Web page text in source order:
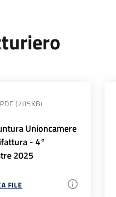
PDF (205KB)
Unioncamere
- 4°
2025
FILE